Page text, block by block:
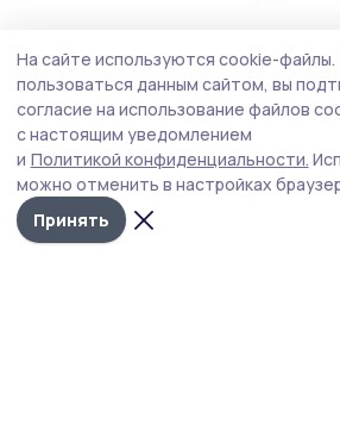
На сайте используются cookie-файлы.
пользоваться данным сайтом, вы
согласие на использование файлов
с настоящим уведомлением
и Политикой конфиденциальности.
можно отменить в настройках
Принять